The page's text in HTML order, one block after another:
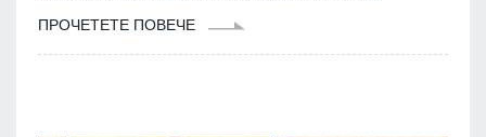
ПРОЧЕТЕТЕ ПОВЕЧЕ